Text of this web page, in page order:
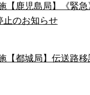
【鹿児島局】《緊
止のお知らせ
【都城局】伝送路